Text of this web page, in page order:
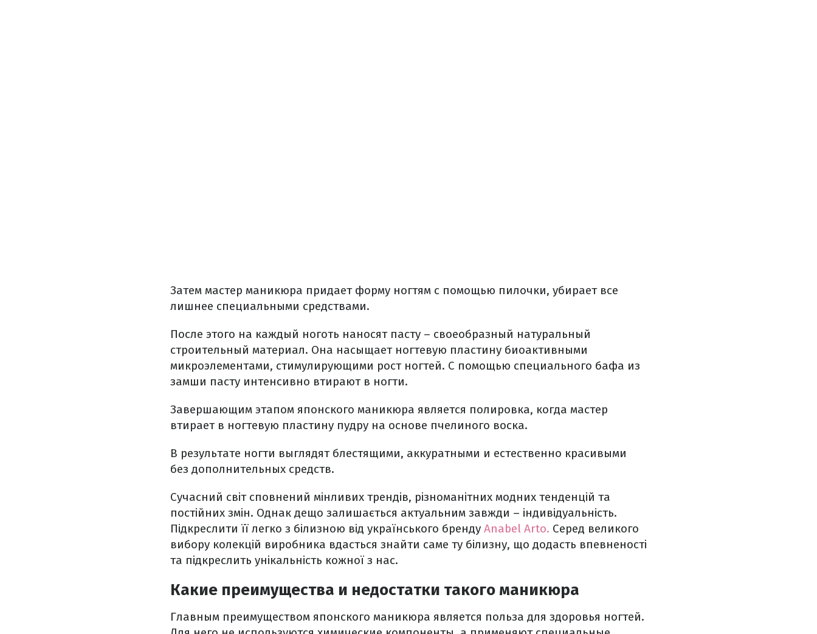
Затем мастер маникюра придает форму ногтям с помощью пилочки, убирает все
лишнее специальными средствами.
После этого на каждый ноготь наносят пасту – своеобразный натуральный
строительный материал. Она насыщает ногтевую пластину биоактивными
микроэлементами, стимулирующими рост ногтей. С помощью специального бафа из
замши пасту интенсивно втирают в ногти.
Завершающим этапом японского маникюра является полировка, когда мастер
втирает в ногтевую пластину пудру на основе пчелиного воска.
В результате ногти выглядят блестящими, аккуратными и естественно красивыми
без дополнительных средств.
Сучасний світ сповнений мінливих трендів, різноманітних модних тенденцій та
постійних змін. Однак дещо залишається актуальним завжди – індивідуальність.
Підкреслити її легко з білизною від українського бренду Anabel Arto. Серед великого
вибору колекцій виробника вдасться знайти саме ту білизну, що додасть впевненості
та підкреслить унікальність кожної з нас.
Какие преимущества и недостатки такого маникюра
Главным преимуществом японского маникюра является польза для здоровья ногтей.